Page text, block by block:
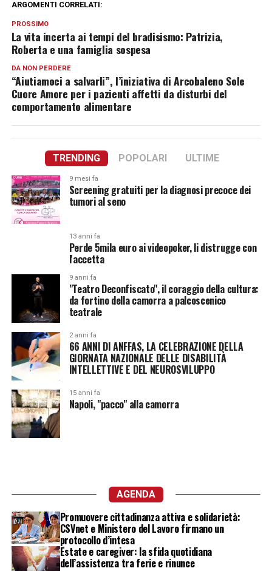
ARGOMENTI CORRELATI:
PROSSIMO
La vita incerta ai tempi del bradisismo: Patrizia,
Roberta e una famiglia sospesa
DA NON PERDERE
“Aiutiamoci a salvarli”, l’iniziativa di Arcobaleno Sole
Cuore Amore per i pazienti affetti da disturbi del
comportamento alimentare
TRENDING POPOLARI ULTIME
9 mesi fa
Screening gratuiti per la diagnosi precoce dei
tumori al seno
13 anni fa
Perde 5mila euro ai videopoker, li distrugge con
l'accetta
9 anni fa
"Teatro Deconfiscato", il coraggio della cultura:
da fortino della camorra a palcoscenico
teatrale
2 anni fa
66 ANNI DI ANFFAS, LA CELEBRAZIONE DELLA
GIORNATA NAZIONALE DELLE DISABILITÀ
INTELLETTIVE E DEL NEUROSVILUPPO
15 anni fa
Napoli, "pacco" alla camorra
AGENDA
Promuovere cittadinanza attiva e solidarietà:
CSVnet e Ministero del Lavoro firmano un
protocollo d’intesa
Estate e caregiver: la sfida quotidiana
dell’assistenza tra ferie e rinunce